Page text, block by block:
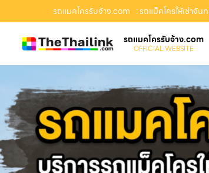
รถแมคโครรับจ้าง.com : รถแม็คโครให้เช่าจั
รถแมคโครรับจ้าง.com
OFFICIAL WEBSITE